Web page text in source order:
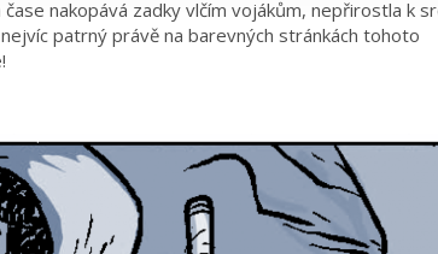
nakopává zadky vlčím vojákům, nepřirostla k
patrný právě na barevných stránkách tohoto